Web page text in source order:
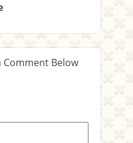
Comment Below